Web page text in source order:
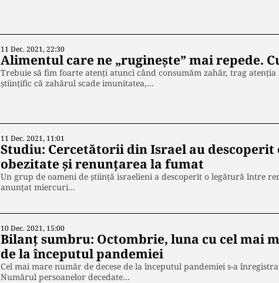
11 Dec. 2021, 22:30
Alimentul care ne „ruginește” mai repede.
Trebuie să fim foarte atenți atunci când consumăm zahăr, trag
științific că zahărul scade imunitatea,…
11 Dec. 2021, 11:01
Studiu: Cercetătorii din Israel au
obezitate și renunțarea la fumat
Un grup de oameni de ştiinţă israelieni a descoperit o legătură între
anunţat miercuri…
10 Dec. 2021, 15:00
Bilanț sumbru: Octombrie, luna cu cel mai
de la începutul pandemiei
Cel mai mare număr de decese de la începutul pandemiei s-a
Numărul persoanelor decedate…